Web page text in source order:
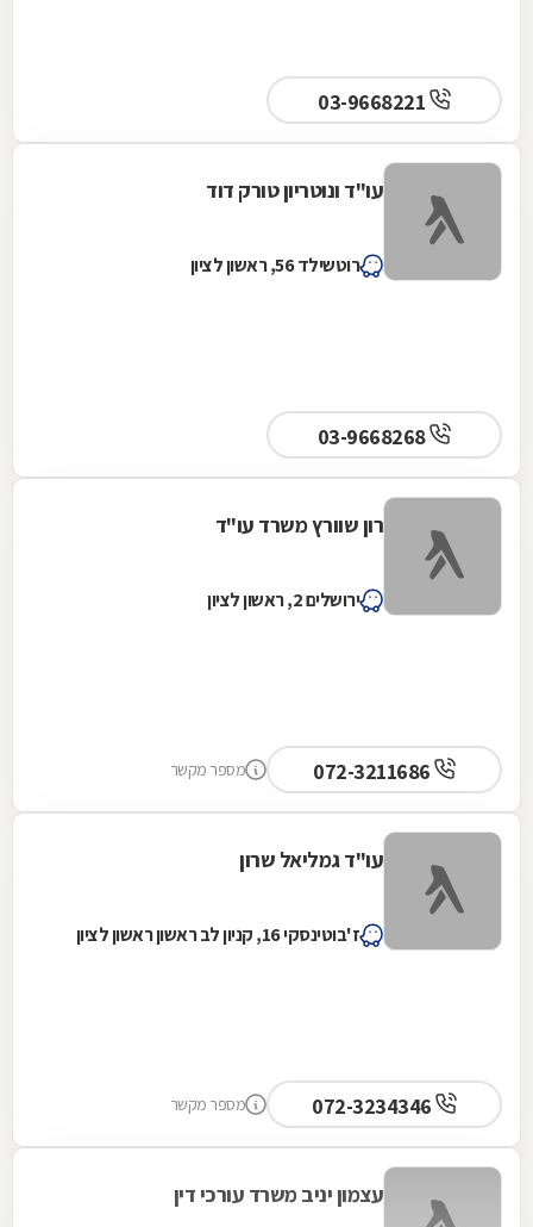
עו"ד ונוטריון טורק דוד
רוטשילד 56, ראשון לציון
03-9668268
רון שוורץ משרד עו"ד
ירושלים 2, ראשון לציון
מספר מקשר
עו"ד גמליאל שרון
ז'בוטינסקי 16, קניון לב ראשון ראשון לציון
מספר מקשר
עצמון יניב משרד עורכי דין